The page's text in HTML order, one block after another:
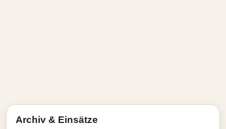
Archiv & Einsätze